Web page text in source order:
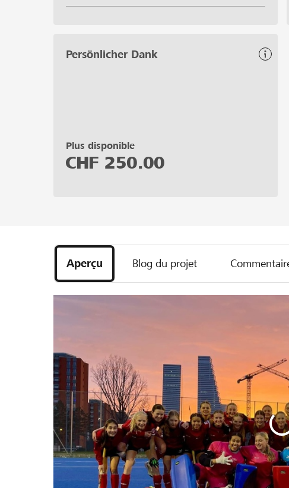
Persönlicher Dank
Plus disponible
CHF 250.00
Aperçu Blog du projet